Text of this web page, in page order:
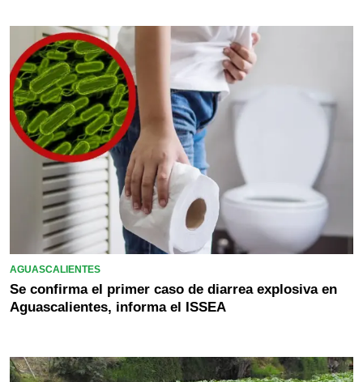
AGUASCALIENTES
Se confirma el primer caso de diarrea explosiva en
Aguascalientes, informa el ISSEA